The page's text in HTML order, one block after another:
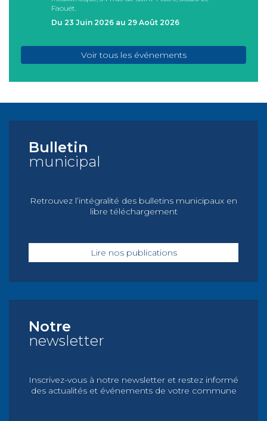
Faouët.
Du 23 Juin 2026 au 29 Août 2026
Voir tous les événements
Bulletin
municipal
Retrouvez l’intégralité des bulletins municipaux en
libre téléchargement
Lire nos publications
Notre
newsletter
Inscrivez-vous à notre newsletter et restez informé
des actualités et événements de votre commune